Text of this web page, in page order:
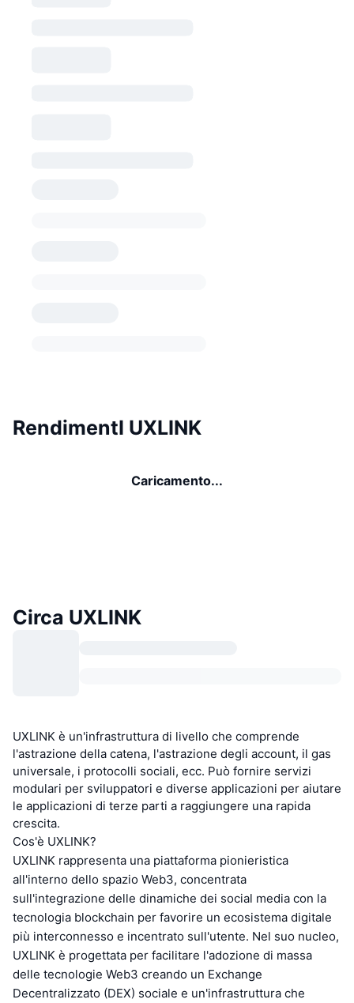
RendimentI UXLINK
Caricamento...
Circa UXLINK
UXLINK è un'infrastruttura di livello che comprende
l'astrazione della catena, l'astrazione degli account, il gas
universale, i protocolli sociali, ecc. Può fornire servizi
modulari per sviluppatori e diverse applicazioni per aiutare
le applicazioni di terze parti a raggiungere una rapida
crescita.
Cos'è UXLINK?
UXLINK rappresenta una piattaforma pionieristica
all'interno dello spazio Web3, concentrata
sull'integrazione delle dinamiche dei social media con la
tecnologia blockchain per favorire un ecosistema digitale
più interconnesso e incentrato sull'utente. Nel suo nucleo,
UXLINK è progettata per facilitare l'adozione di massa
delle tecnologie Web3 creando un Exchange
Decentralizzato (DEX) sociale e un'infrastruttura che